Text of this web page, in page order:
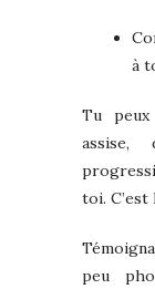
à
Tu peux
assise,
toi. C’est
peu